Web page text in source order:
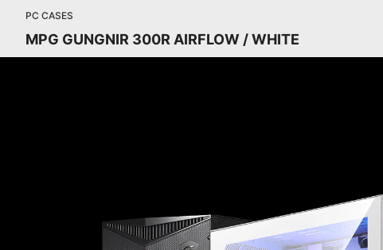
PC CASES
MPG GUNGNIR 300R AIRFLOW / WHITE